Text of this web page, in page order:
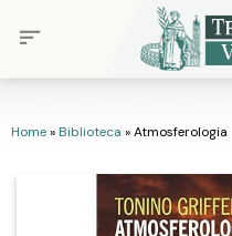
Home»Biblioteca »Atmosferologia